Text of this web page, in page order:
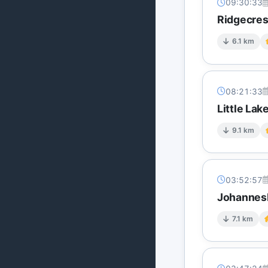
09:30:33
6.1 km
08:21:33
Little
9.1 km
03:52:57
7.1 km